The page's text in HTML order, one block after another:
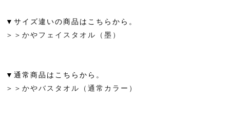
▼サイズ違いの商品はこちらから。
＞＞かやフェイスタオル（墨）
▼通常商品はこちらから。
＞＞かやバスタオル（通常カラー）